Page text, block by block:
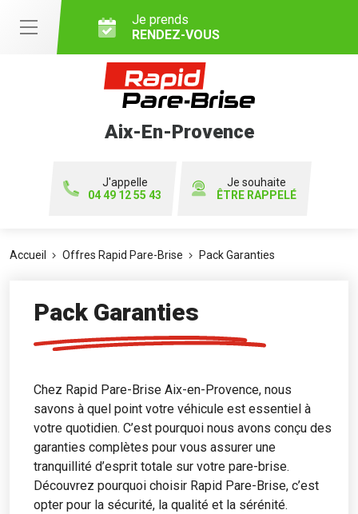
Je prends
RENDEZ-VOUS
Aix-En-Provence
J'appelle
04 49 12 55 43
Je souhaite
ÊTRE RAPPELÉ
Accueil Offres Rapid Pare-Brise Pack Garanties
Pack Garanties
Chez Rapid Pare-Brise Aix-en-Provence, nous
savons à quel point votre véhicule est essentiel à
votre quotidien. C’est pourquoi nous avons conçu des
garanties complètes pour vous assurer une
tranquillité d’esprit totale sur votre pare-brise.
Découvrez pourquoi choisir Rapid Pare-Brise, c’est
opter pour la sécurité, la qualité et la sérénité.